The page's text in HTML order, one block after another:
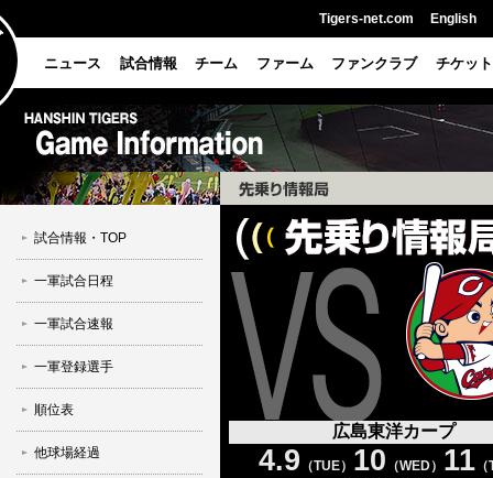
Tigers-net.com English
ニュース 試合情報 チーム ファーム ファンクラブ チケット
試合情報・TOP
一軍試合日程
一軍試合速報
一軍登録選手
順位表
他球場経過
広島東洋カープ
4.9 （TUE） 10 （WED） 11